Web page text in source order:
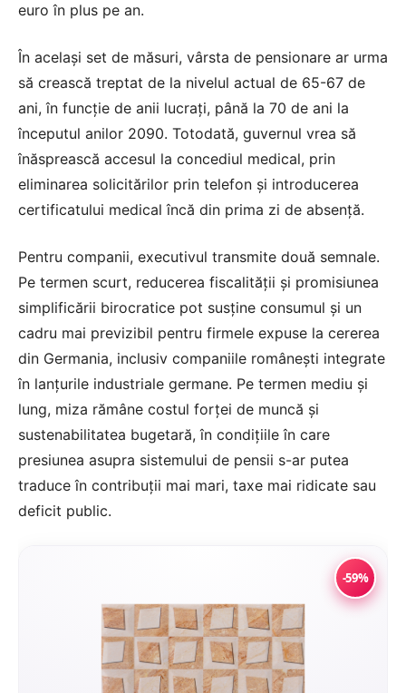
euro în plus pe an.
În același set de măsuri, vârsta de pensionare ar urma
să crească treptat de la nivelul actual de 65-67 de
ani, în funcție de anii lucrați, până la 70 de ani la
începutul anilor 2090. Totodată, guvernul vrea să
înăsprească accesul la concediul medical, prin
eliminarea solicitărilor prin telefon și introducerea
certificatului medical încă din prima zi de absență.
Pentru companii, executivul transmite două semnale.
Pe termen scurt, reducerea fiscalității și promisiunea
simplificării birocratice pot susține consumul și un
cadru mai previzibil pentru firmele expuse la cererea
din Germania, inclusiv companiile românești integrate
în lanțurile industriale germane. Pe termen mediu și
lung, miza rămâne costul forței de muncă și
sustenabilitatea bugetară, în condițiile în care
presiunea asupra sistemului de pensii s-ar putea
traduce în contribuții mai mari, taxe mai ridicate sau
deficit public.
-59%